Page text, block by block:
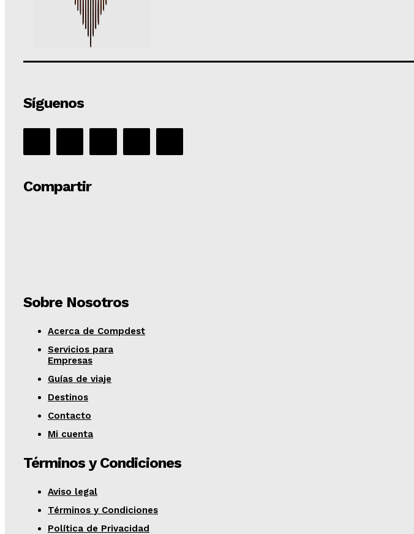
Síguenos
Compartir
Sobre Nosotros
Acerca de Compdest
Servicios para
Empresas
Guías de viaje
Destinos
Contacto
Mi cuenta
Términos y Condiciones
Aviso legal
Términos y Condiciones
Política de Privacidad